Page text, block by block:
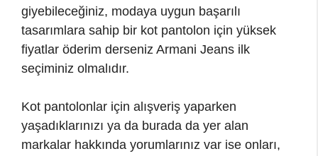
giyebileceğiniz, modaya uygun başarılı
tasarımlara sahip bir kot pantolon için yüksek
fiyatlar öderim derseniz Armani Jeans ilk
seçiminiz olmalıdır.
Kot pantolonlar için alışveriş yaparken
yaşadıklarınızı ya da burada da yer alan
markalar hakkında yorumlarınız var ise onları,